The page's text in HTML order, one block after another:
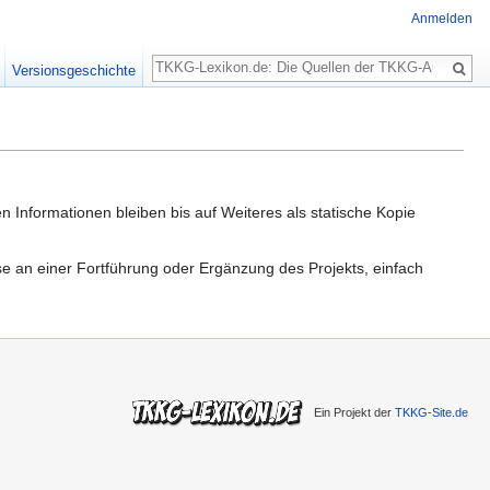
Informationen bleiben bis auf Weiteres als statische Kopie
an einer Fortführung oder Ergänzung des Projekts, einfach
Anmelden
Versionsgeschichte
Suche
Ein Projekt der TKKG-Site.de